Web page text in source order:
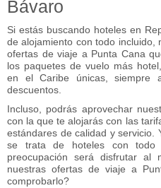
Bávaro
Si estás buscando hoteles en
de alojamiento con todo
ofertas de viaje a Punta Cana
los paquetes de vuelo más
en el Caribe únicas, siempre
descuentos.
Incluso, podrás aprovechar
con la que te alojarás con las
estándares de calidad y servicio.
se trata de hoteles con
preocupación será disfrutar al
nuestras ofertas de viaje a
comprobarlo?